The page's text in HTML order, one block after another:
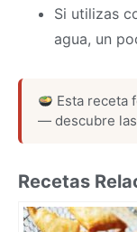
Si utilizas
agua, un
Esta receta
— descubre
Recetas